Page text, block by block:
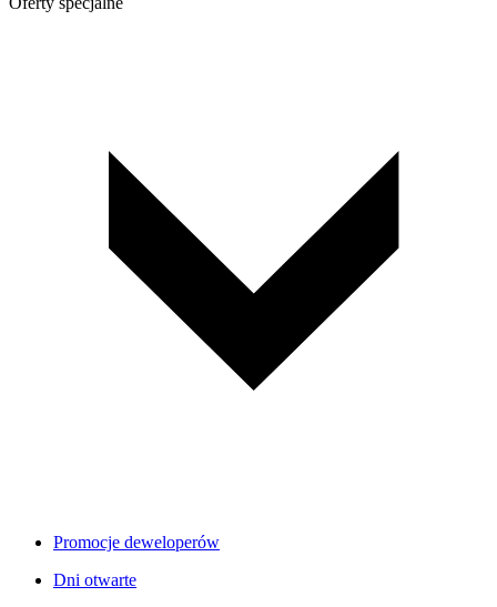
Promocje deweloperów
Dni otwarte